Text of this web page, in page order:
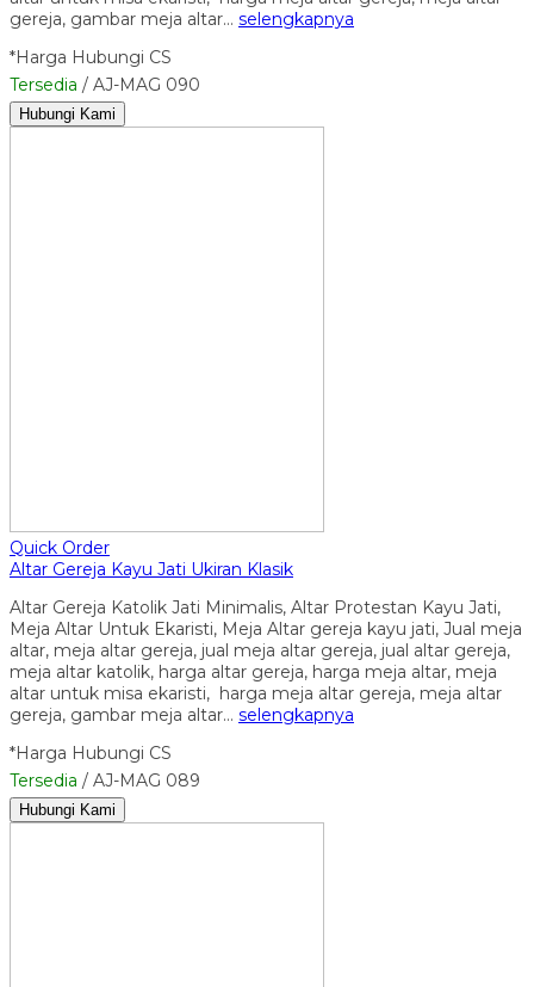
gereja, gambar meja altar… selengkapnya
*Harga Hubungi CS
Tersedia / AJ-MAG 090
Hubungi Kami
Quick Order
Altar Gereja Kayu Jati Ukiran Klasik
Altar Gereja Katolik Jati Minimalis, Altar Protestan Kayu Jati,
Meja Altar Untuk Ekaristi, Meja Altar gereja kayu jati, Jual meja
altar, meja altar gereja, jual meja altar gereja, jual altar gereja,
meja altar katolik, harga altar gereja, harga meja altar, meja
altar untuk misa ekaristi, harga meja altar gereja, meja altar
gereja, gambar meja altar… selengkapnya
*Harga Hubungi CS
Tersedia / AJ-MAG 089
Hubungi Kami